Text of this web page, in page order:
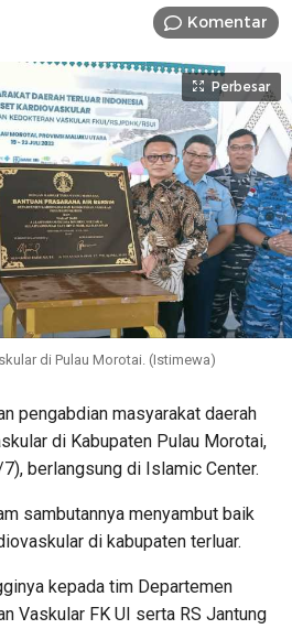
Komentar
Perbesar
di Pulau Morotai. (Istimewa)
pengabdian masyarakat daerah
di Kabupaten Pulau Morotai,
berlangsung di Islamic Center.
sambutannya menyambut baik
di kabupaten terluar.
kepada tim Departemen
Vaskular FK UI serta RS Jantung